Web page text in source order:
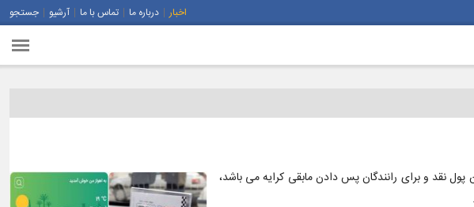
اخبار درباره ما تماس با ما آرشیو جستجو
نقد و برای رانندگان پس دادن مابقی کرایه می باشد،